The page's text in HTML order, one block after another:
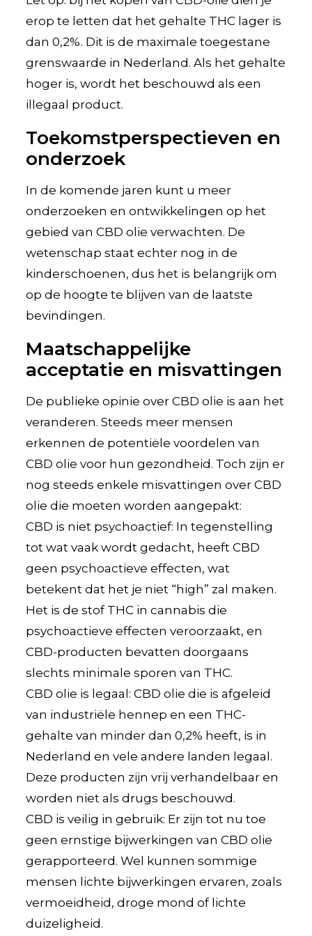
erop te letten dat het gehalte THC lager is
dan 0,2%. Dit is de maximale toegestane
grenswaarde in Nederland. Als het gehalte
hoger is, wordt het beschouwd als een
illegaal product.
Toekomstperspectieven en
onderzoek
In de komende jaren kunt u meer
onderzoeken en ontwikkelingen op het
gebied van CBD olie verwachten. De
wetenschap staat echter nog in de
kinderschoenen, dus het is belangrijk om
op de hoogte te blijven van de laatste
bevindingen.
Maatschappelijke
acceptatie en misvattingen
De publieke opinie over CBD olie is aan het
veranderen. Steeds meer mensen
erkennen de potentiële voordelen van
CBD olie voor hun gezondheid. Toch zijn er
nog steeds enkele misvattingen over CBD
olie die moeten worden aangepakt:
CBD is niet psychoactief: In tegenstelling
tot wat vaak wordt gedacht, heeft CBD
geen psychoactieve effecten, wat
betekent dat het je niet “high” zal maken.
Het is de stof THC in cannabis die
psychoactieve effecten veroorzaakt, en
CBD-producten bevatten doorgaans
slechts minimale sporen van THC.
CBD olie is legaal: CBD olie die is afgeleid
van industriële hennep en een THC-
gehalte van minder dan 0,2% heeft, is in
Nederland en vele andere landen legaal.
Deze producten zijn vrij verhandelbaar en
worden niet als drugs beschouwd.
CBD is veilig in gebruik: Er zijn tot nu toe
geen ernstige bijwerkingen van CBD olie
gerapporteerd. Wel kunnen sommige
mensen lichte bijwerkingen ervaren, zoals
vermoeidheid, droge mond of lichte
duizeligheid.